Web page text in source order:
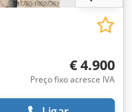
€ 4.900
Preço fixo acresce IVA